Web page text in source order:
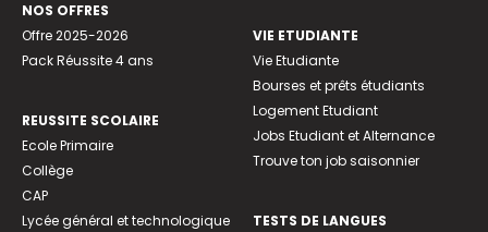
NOS OFFRES
Offre 2025-2026
Pack Réussite 4 ans
REUSSITE SCOLAIRE
Ecole Primaire
Collège
CAP
Lycée général et technologique
VIE ETUDIANTE
Vie Etudiante
Bourses et prêts étudiants
Logement Etudiant
Jobs Etudiant et Alternance
Trouve ton job saisonnier
TESTS DE LANGUES